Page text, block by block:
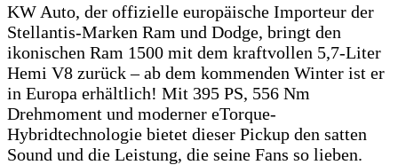
KW Auto, der offizielle europäische Importeur der
Stellantis-Marken Ram und Dodge, bringt den
ikonischen Ram 1500 mit dem kraftvollen 5,7-Liter
Hemi V8 zurück – ab dem kommenden Winter ist er
in Europa erhältlich! Mit 395 PS, 556 Nm
Drehmoment und moderner eTorque-
Hybridtechnologie bietet dieser Pickup den satten
Sound und die Leistung, die seine Fans so lieben.